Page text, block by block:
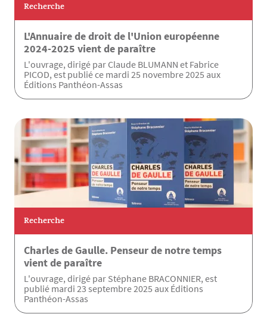
Recherche
L'Annuaire de droit de l'Union européenne
2024-2025 vient de paraître
L'ouvrage, dirigé par Claude BLUMANN et Fabrice
PICOD, est publié ce mardi 25 novembre 2025 aux
Éditions Panthéon-Assas
Recherche
Charles de Gaulle. Penseur de notre temps
vient de paraître
L'ouvrage, dirigé par Stéphane BRACONNIER, est
publié mardi 23 septembre 2025 aux Éditions
Panthéon-Assas